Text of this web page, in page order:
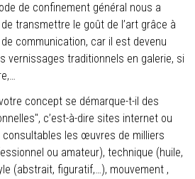
de confinement général nous a
transmettre le goût de l’art grâce à
communication, car il est devenu
vernissages traditionnels en galerie, si
concept se démarque-t-il des
c’est-à-dire sites internet ou
les œuvres de milliers
ou amateur), technique (huile,
(abstrait, figuratif,…), mouvement ,